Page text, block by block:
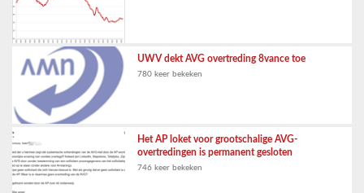
UWV dekt AVG overtreding 8vance toe
780 keer bekeken
Het AP loket voor grootschalige AVG-
overtredingen is permanent gesloten
746 keer bekeken